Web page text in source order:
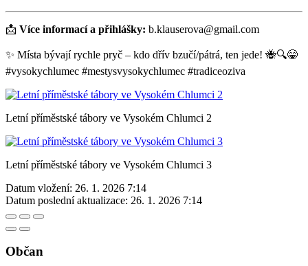
📩 Více informací a přihlášky: b.klauserova@gmail.com
✨ Místa bývají rychle pryč – kdo dřív bzučí/pátrá, ten jede! 🐝🔍😁
#vysokychlumec #mestysvysokychlumec #tradiceoziva
Letní příměstské tábory ve Vysokém Chlumci 2
Letní příměstské tábory ve Vysokém Chlumci 3
Datum vložení: 26. 1. 2026 7:14
Datum poslední aktualizace: 26. 1. 2026 7:14
Občan